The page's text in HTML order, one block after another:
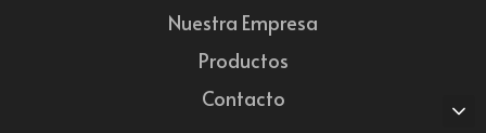
Nuestra Empresa
Productos
Contacto